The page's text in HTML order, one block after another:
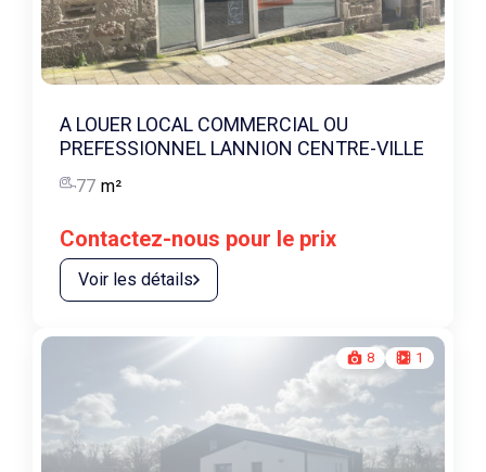
A LOUER LOCAL COMMERCIAL OU
PREFESSIONNEL LANNION CENTRE-VILLE
77 m²
Contactez-nous pour le prix
Voir les détails
8 1